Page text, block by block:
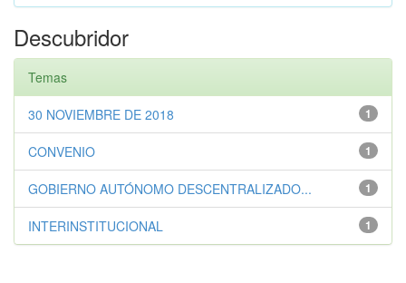
Descubridor
Temas
1
30 NOVIEMBRE DE 2018
1
CONVENIO
1
GOBIERNO AUTÓNOMO DESCENTRALIZADO...
1
INTERINSTITUCIONAL